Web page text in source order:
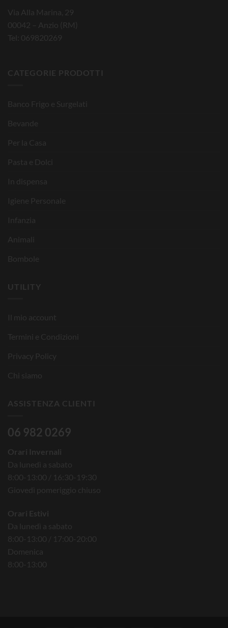
Via Alla Marina, 29
00042 – Anzio (RM)
Tel: 069820269
CATEGORIE PRODOTTI
Banco Frigo e Surgelati
Bevande
Per la Casa
Pasta e Dolci
In dispensa
Igiene Personale
Infanzia
Animali
Bombole
UTILITY
Il mio account
Termini e Condizioni
Privacy Policy
Chi siamo
ASSISTENZA CLIENTI
06 982 0269
Orari Invernali
Da lunedì a sabato
8:00-13:00 / 16:30-19:30
Giovedì pomeriggio chiuso
Orari Estivi
Da lunedì a sabato
8:00-13:00 / 17:00-20:00
Domenica
8:00-13:00